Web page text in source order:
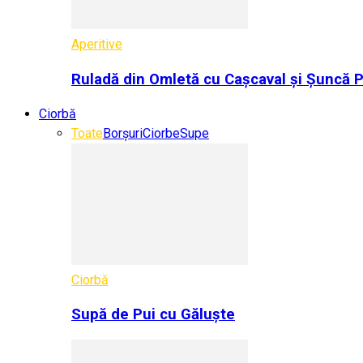
Aperitive
Ruladă din Omletă cu Cașcaval și Șuncă
Ciorbă
ToateBorșuriCiorbeSupe
Ciorbă
Supă de Pui cu Găluște